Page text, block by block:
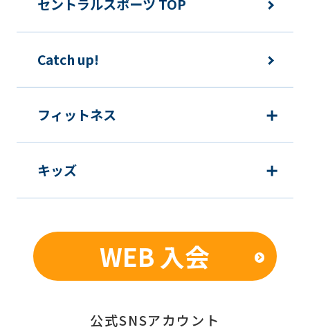
translated
mechanically,
be
The
translation
may
from
セントラルスポーツ TOP
Catch up!
フィットネス
キッズ
WEB 入会
公式SNSアカウント